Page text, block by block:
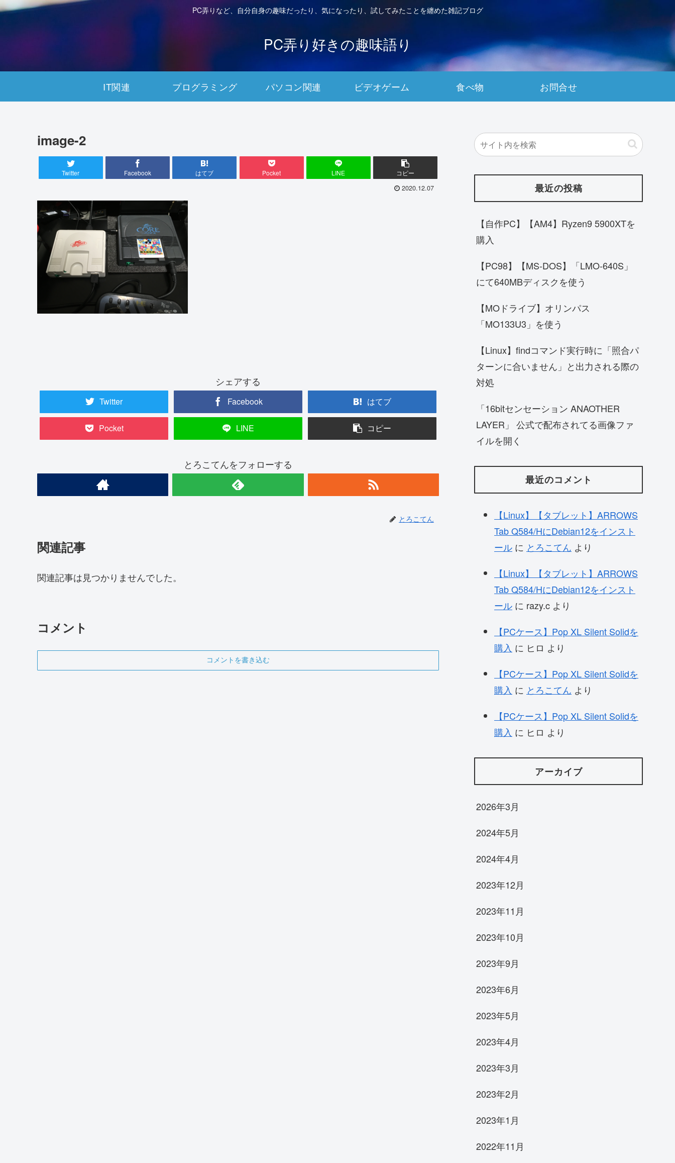
PC弄りなど、自分自身の趣味だったり、気になったり、試してみたことを纏めた雑記ブログ
PC弄り好きの趣味語り
IT関連 プログラミング パソコン関連 ビデオゲーム 食べ物 お問合せ
image-2
Twitter Facebook はてブ Pocket LINE コピー
2020.12.07
シェアする
Twitter Facebook はてブ
Pocket LINE コピー
とろこてんをフォローする
とろこてん
関連記事
関連記事は見つかりませんでした。
コメント
コメントを書き込む
最近の投稿
【自作PC】【AM4】Ryzen9 5900XTを
購入
【PC98】【MS-DOS】「LMO-640S」
にて640MBディスクを使う
【MOドライブ】オリンパス
「MO133U3」を使う
【Linux】findコマンド実行時に「照合パ
ターンに合いません」と出力される際の
対処
「16bitセンセーション ANAOTHER
LAYER」 公式で配布されてる画像ファ
イルを開く
最近のコメント
【Linux】【タブレット】ARROWS
Tab Q584/HにDebian12をインスト
ール に とろこてん より
【Linux】【タブレット】ARROWS
Tab Q584/HにDebian12をインスト
ール に razy.c より
【PCケース】Pop XL Silent Solidを
購入 に ヒロ より
【PCケース】Pop XL Silent Solidを
購入 に とろこてん より
【PCケース】Pop XL Silent Solidを
購入 に ヒロ より
アーカイブ
2026年3月
2024年5月
2024年4月
2023年12月
2023年11月
2023年10月
2023年9月
2023年6月
2023年5月
2023年4月
2023年3月
2023年2月
2023年1月
2022年11月